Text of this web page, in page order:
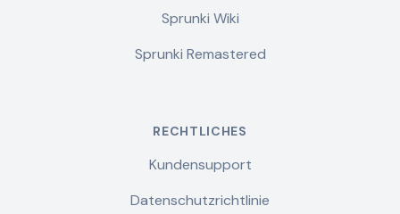
Sprunki Wiki
Sprunki Remastered
RECHTLICHES
Kundensupport
Datenschutzrichtlinie